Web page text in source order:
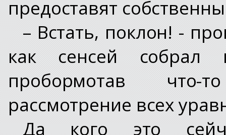
предоставят
– Встать, поклон! -
как сенсей собрал
пробормотав что-
рассмотрение всех
Да кого это